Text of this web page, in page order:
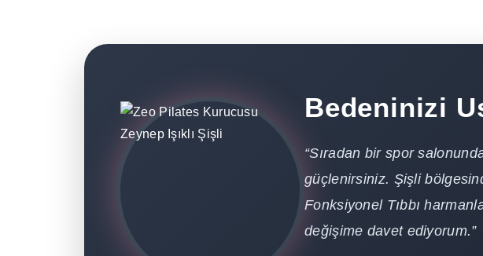
Bedeninizi
“Sıradan bir spor
güçlenirsiniz. Şişli
Fonksiyonel Tıbbı
değişime davet ediyorum.”